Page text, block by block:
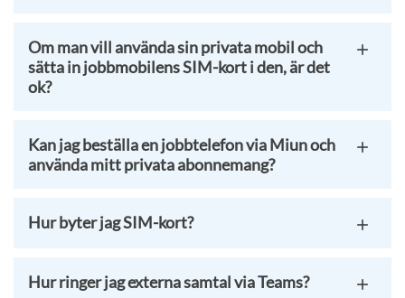
Om man vill använda sin privata mobil och
sätta in jobbmobilens SIM-kort i den, är det
ok?
Kan jag beställa en jobbtelefon via Miun och
använda mitt privata abonnemang?
Hur byter jag SIM-kort?
Hur ringer jag externa samtal via Teams?